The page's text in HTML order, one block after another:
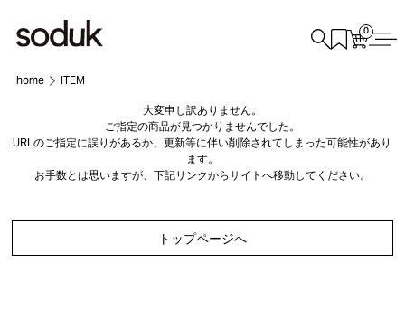
0
home ITEM
大変申し訳ありません。
ご指定の商品が見つかりませんでした。
URLのご指定に誤りがあるか、更新等に伴い削除されてしまった可能性があり
ます。
お手数とは思いますが、下記リンクからサイトへ移動してください。
トップページへ